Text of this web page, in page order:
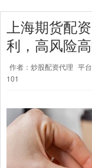
上海期货配
利，高风险
作者：炒股配资代理 平
101